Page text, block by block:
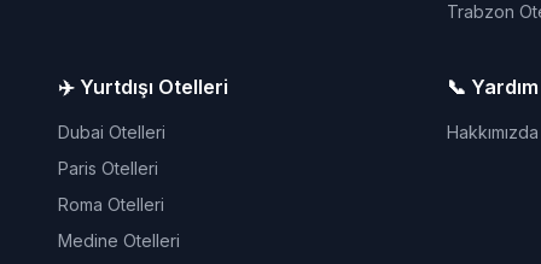
Trabzon
✈️ Yurtdışı Otelleri
Dubai Otelleri
Paris Otelleri
Roma Otelleri
Medine Otelleri
📞 Yardım
Hakkımızda